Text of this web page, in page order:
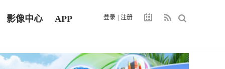
登录 注册
影像中心 APP